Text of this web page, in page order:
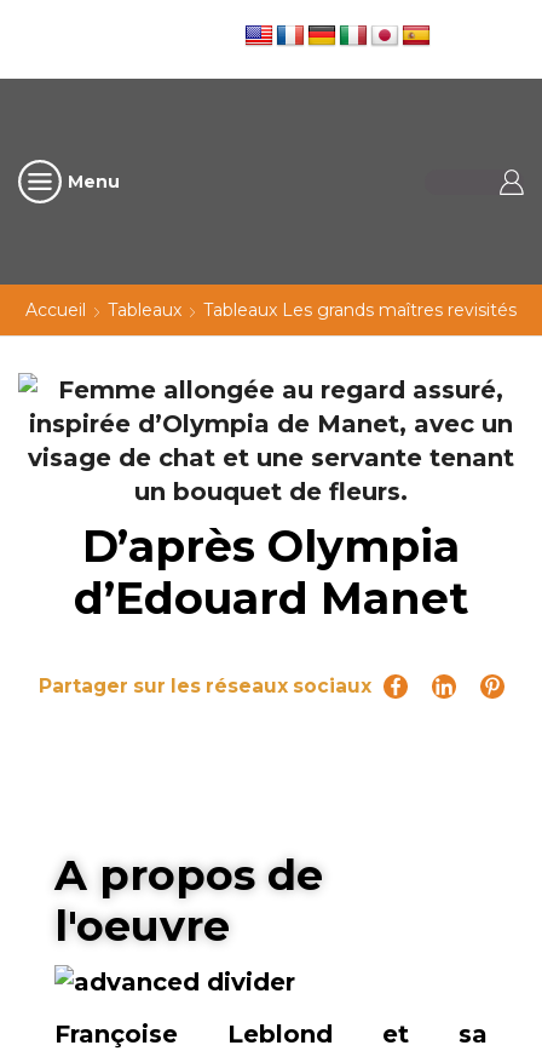
Menu
Accueil Tableaux Tableaux Les grands maîtres revisités
D’après Olympia
d’Edouard Manet
Partager sur les réseaux sociaux
A propos de
l'oeuvre
Françoise Leblond et sa